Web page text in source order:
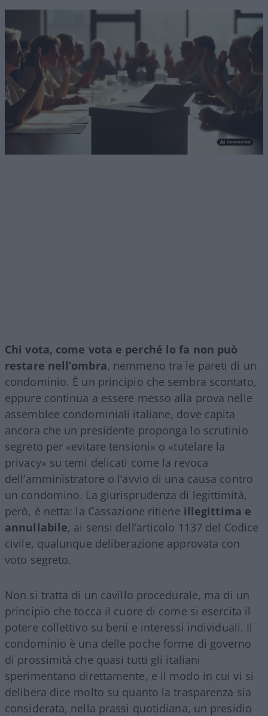
Chi vota, come vota e perché lo fa non può
restare nell’ombra, nemmeno tra le pareti di un
condominio. È un principio che sembra scontato,
eppure continua a essere messo alla prova nelle
assemblee condominiali italiane, dove capita
ancora che un presidente proponga lo scrutinio
segreto per «evitare tensioni» o «tutelare la
privacy» su temi delicati come la revoca
dell’amministratore o l’avvio di una causa contro
un condomino. La giurisprudenza di legittimità,
però, è netta: la Cassazione ritiene illegittima e
annullabile, ai sensi dell’articolo 1137 del Codice
civile, qualunque deliberazione approvata con
voto segreto.
Non si tratta di un cavillo procedurale, ma di un
principio che tocca il cuore di come si esercita il
potere collettivo su beni e interessi individuali. Il
condominio è una delle poche forme di governo
di prossimità che quasi tutti gli italiani
sperimentano direttamente, e il modo in cui vi si
delibera dice molto su quanto la trasparenza sia
considerata, nella prassi quotidiana, un presidio